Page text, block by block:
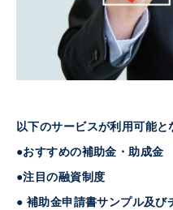
以下のサービスが利用可能と
●おすすめの補助金・助成金
●注目の融資制度
● 補助金申請書サンプル及び